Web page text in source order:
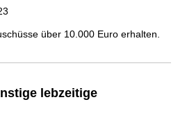
über 10.000 Euro erhalten.
lebzeitige